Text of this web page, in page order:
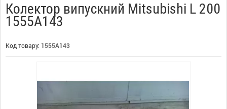
Колектор випускний Mitsubishi L 200
1555A143
Код товару: 1555A143